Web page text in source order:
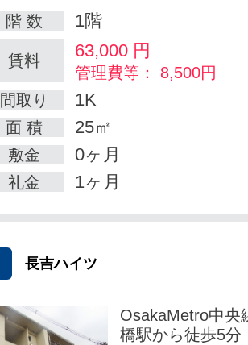
階 数 1階
賃料 63,000 円
管理費等： 8,500円
間取り
1K
面 積 25㎡
敷金 0ヶ月
礼金 1ヶ月
長吉ハイツ
OsakaMetro中央
橋駅から徒歩5分